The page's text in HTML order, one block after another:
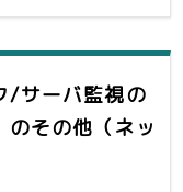
/サーバ監視の
のその他（ネッ